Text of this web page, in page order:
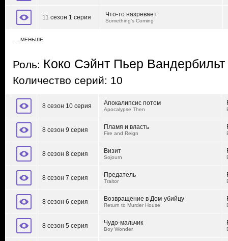
11 сезон 1 серия Что-то назревает
Something’s Coming
…МЕНЬШЕ
Роль: Коко Сэйнт Пьер Вандербильт
Количество серий: 10
8 сезон 10 серия Апокалипсис потом
Apocalypse Then
8 сезон 9 серия Пламя и власть
Fire and Reign
8 сезон 8 серия Визит
Sojourn
8 сезон 7 серия Предатель
Traitor
8 сезон 6 серия Возвращение в Дом-убийцу
Return to Murder House
8 сезон 5 серия Чудо-мальчик
Boy Wonder